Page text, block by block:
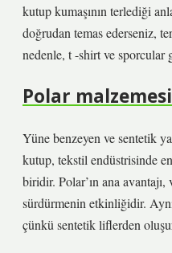
kutup kumaşının terlediği
doğrudan temas ederseniz,
nedenle, t -shirt ve
Polar
Yüne benzeyen ve sentetik
kutup, tekstil endüstrisinde
biridir. Polar’ın ana avantajı,
sürdürmenin etkinliğidir.
çünkü sentetik liflerden